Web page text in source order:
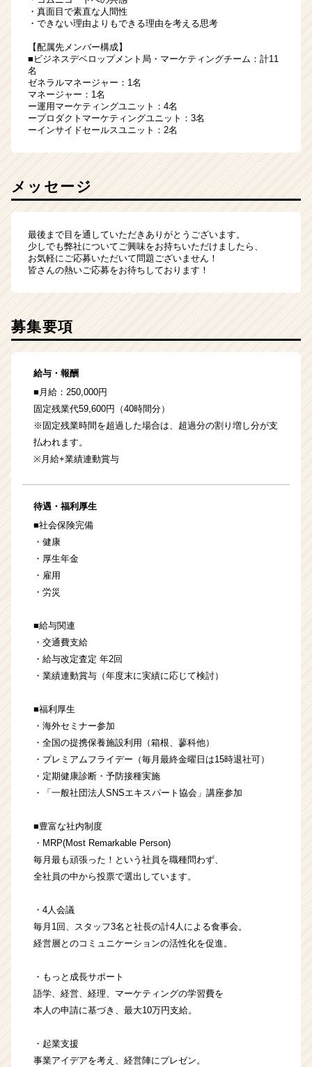
・真面目で素直な人間性
・できない理由よりもできる理由を考える思考
【配属先メンバー構成】
■ビジネスデベロップメント局・マーケティングチーム：計11
名
ゼネラルマネージャー：1名
マネージャー：1名
ー運用マーケティングユニット：4名
ープロダクトマーケティングユニット：3名
ーインサイドセールスユニット：2名
メッセージ
最後まで目を通していただきありがとうございます。
少しでも弊社についてご興味をお持ちいただけましたら、
お気軽にご応募いただいて問題ございません！
皆さんの熱いご応募をお待ちしております！
募集要項
給与・報酬
■月給：250,000円
固定残業代59,600円（40時間分）
※固定残業時間を超過した場合は、超過分の割り増し分が支
払われます。
※月給+業績連動賞与
待遇・福利厚生
■社会保険完備
・健康
・厚生年金
・雇用
・労災
■給与関連
・交通費支給
・給与改定査定 年2回
・業績連動賞与（年度末に実績に応じて検討）
■福利厚生
・海外セミナー参加
・全国の提携保養施設利用（箱根、蓼科他）
・プレミアムフライデー（毎月最終金曜日は15時退社可）
・定期健康診断・予防接種実施
・「一般社団法人SNSエキスパート協会」講座参加
■豊富な社内制度
・MRP(Most Remarkable Person)
毎月最も頑張った！という社員を職種問わず、
全社員の中から投票で選出しています。
・4人会議
毎月1回、スタッフ3名と社長の計4人による食事会。
経営層とのコミュニケーションの活性化を促進。
・もっと成長サポート
語学、経営、経理、マーケティングの学習費を
本人の申請に基づき、最大10万円支給。
・起業支援
事業アイデアを考え、経営陣にプレゼン。